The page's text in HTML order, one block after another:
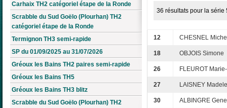
Carhaix TH2 catégoriel étape de la Ronde
Scrabble du Sud Goëlo (Plourhan) TH2
catégoriel étape de la Ronde
Termignon TH3 semi-rapide
SP du 01/09/2025 au 31/07/2026
Gréoux les Bains TH2 paires semi-rapide
Gréoux les Bains TH5
Gréoux les Bains TH3 blitz
Scrabble du Sud Goëlo (Plourhan) TH2
36 résultats pour la série
12 CHESNEL
18 OBJOIS Simone
26 FLEUROT
27 LAISNEY
30 ALBINGRE